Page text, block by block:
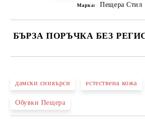
Марка: Пещера Стил
БЪРЗА ПОРЪЧКА БЕЗ
дамски сникърси естествена кожа
Обувки Пещера